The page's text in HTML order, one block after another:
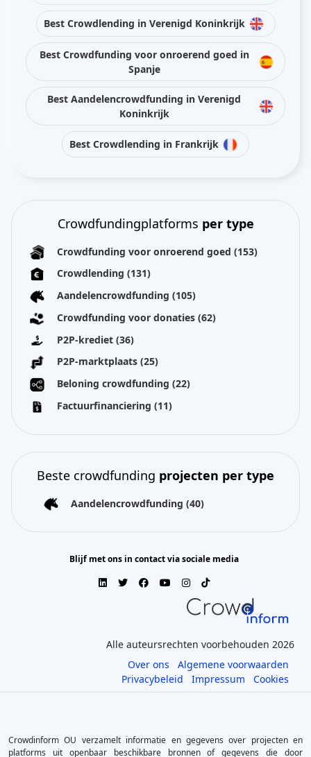
Best Crowdlending in Verenigd Koninkrijk
Best Crowdfunding voor onroerend goed in
Spanje
Best Aandelencrowdfunding in Verenigd
Koninkrijk
Best Crowdlending in Frankrijk
Crowdfundingplatforms per type
Crowdfunding voor onroerend goed (153)
Crowdlending (131)
Aandelencrowdfunding (105)
Crowdfunding voor donaties (62)
P2P-krediet (36)
P2P-marktplaats (25)
Beloning crowdfunding (22)
Factuurfinanciering (11)
Beste crowdfunding projecten per type
Aandelencrowdfunding (40)
Blijf met ons in contact via sociale media
Alle auteursrechten voorbehouden 2026
Over ons
Algemene voorwaarden
Privacybeleid
Impressum Cookies
Crowdinform OU verzamelt informatie en gegevens over projecten en
platforms uit openbaar beschikbare bronnen of gegevens die door